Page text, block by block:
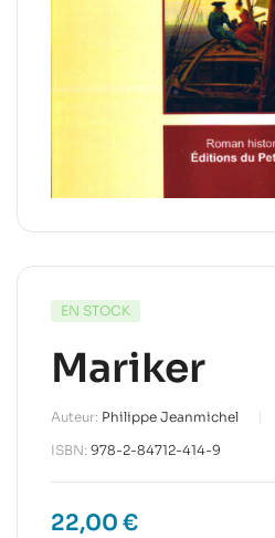
EN STOCK
Mariker
Auteur: Philippe Jeanmichel
ISBN: 978-2-84712-414-9
22,00 €